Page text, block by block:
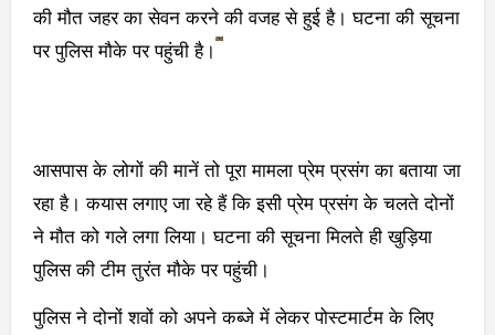
की मौत जहर का सेवन करने की वजह से हुई है। घटना की सूचना
पर पुलिस मौके पर पहुंची है।
आसपास के लोगों की मानें तो पूरा मामला प्रेम प्रसंग का बताया जा
रहा है। कयास लगाए जा रहे हैं कि इसी प्रेम प्रसंग के चलते दोनों
ने मौत को गले लगा लिया। घटना की सूचना मिलते ही खुड़िया
पुलिस की टीम तुरंत मौके पर पहुंची।
पुलिस ने दोनों शवों को अपने कब्जे में लेकर पोस्टमार्टम के लिए